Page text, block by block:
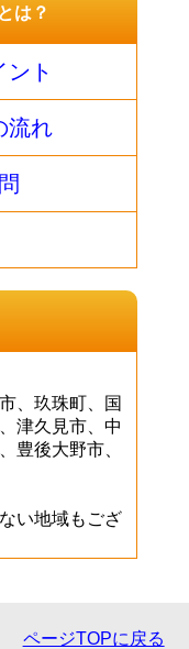
とは？
ト
流れ
、玖珠町、国
津久見市、中
豊後大野市、
い地域もござ
ページTOPに戻る